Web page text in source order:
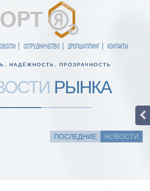
СОТРУДНИЧЕСТВО ДРОПШИППИНГ КОНТАКТЫ
НАДЁЖНОСТЬ, ПРОЗРАЧНОСТЬ
РЫНКА
ПОСЛЕДНИЕ НОВОСТИ